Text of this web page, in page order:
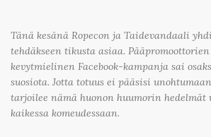
Tänä kesänä Ropecon ja Taidevandaali
tehdäkseen tikusta asiaa.
kevytmielinen Facebook-kampanja sai
suosiota. Jotta totuus ei pääsisi
tarjoilee nämä huonon huumorin hedelmät
kaikessa komeudessaan.